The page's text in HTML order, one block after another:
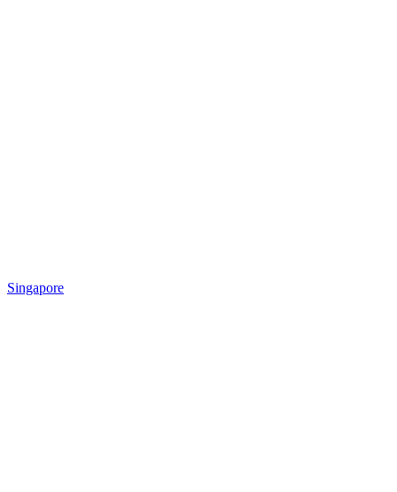
Singapore